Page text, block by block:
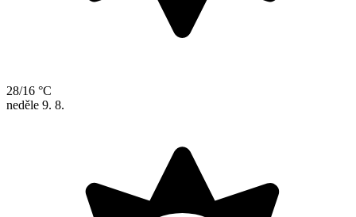
28/16 °C
neděle 9. 8.